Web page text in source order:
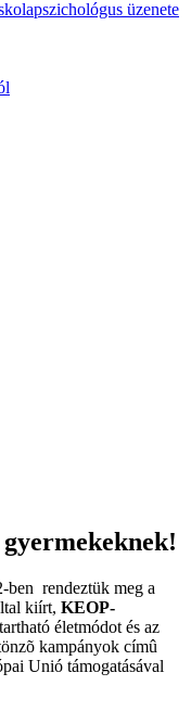
üzenete
ben rendeztük meg a
kiírt, KEOP-
életmódot és az
kampányok címû
Unió támogatásával